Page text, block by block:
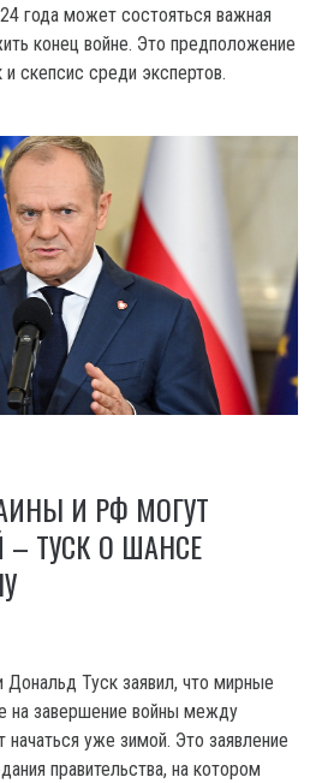
года может состояться важная
конец войне. Это предположение
скепсис среди экспертов.
И РФ МОГУТ
ТУСК О ШАНСЕ
Туск заявил, что мирные
на завершение войны между
начаться уже зимой. Это заявление
правительства, на котором